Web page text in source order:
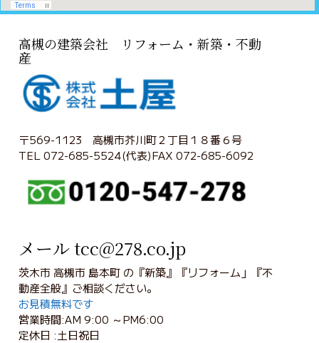
高槻の建築会社 リフォーム・新築・不動
産
〒569-1123 高槻市芥川町２丁目１８番６号
TEL 072-685-5524(代表)FAX 072-685-6092
メール tcc@278.co.jp
茨木市 高槻市 島本町 の『新築』『リフォーム」『不
動産全般』ご相談ください。
お見積無料です
営業時間:AM 9:00 ～PM6:00
定休日 :土日祝日